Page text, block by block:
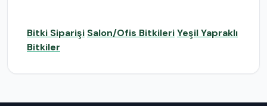
Bitki Siparişi Salon/Ofis BitkileriYeşil Yapraklı
Bitkiler